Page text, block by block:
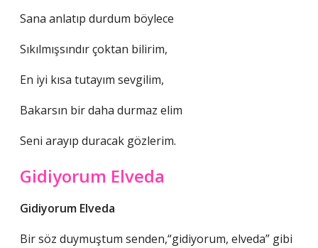
Sana anlatıp durdum böylece
Sıkılmışsındır çoktan bilirim,
En iyi kısa tutayım sevgilim,
Bakarsın bir daha durmaz elim
Seni arayıp duracak gözlerim.
Gidiyorum Elveda
Gidiyorum Elveda
Bir söz duymuştum senden,“gidiyorum, elveda” gibi